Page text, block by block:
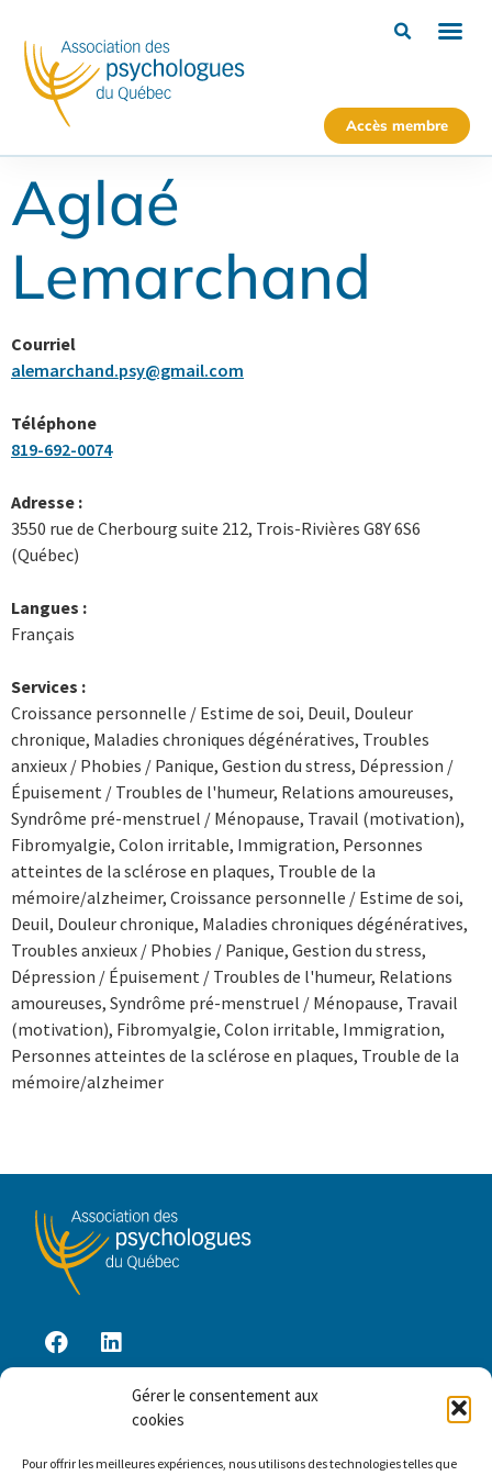
Gérer le consentement aux
cookies
Pour offrir les meilleures expériences, nous utilisons des technologies telles que
Accès membre
Aglaé
Lemarchand
Courriel
alemarchand.psy@gmail.com
Téléphone
819-692-0074
Adresse :
3550 rue de Cherbourg suite 212, Trois-Rivières G8Y 6S6
(Québec)
Langues :
Français
Services :
Croissance personnelle / Estime de soi, Deuil, Douleur
chronique, Maladies chroniques dégénératives, Troubles
anxieux / Phobies / Panique, Gestion du stress, Dépression /
Épuisement / Troubles de l'humeur, Relations amoureuses,
Syndrôme pré-menstruel / Ménopause, Travail (motivation),
Fibromyalgie, Colon irritable, Immigration, Personnes
atteintes de la sclérose en plaques, Trouble de la
mémoire/alzheimer, Croissance personnelle / Estime de soi,
Deuil, Douleur chronique, Maladies chroniques dégénératives,
Troubles anxieux / Phobies / Panique, Gestion du stress,
Dépression / Épuisement / Troubles de l'humeur, Relations
amoureuses, Syndrôme pré-menstruel / Ménopause, Travail
(motivation), Fibromyalgie, Colon irritable, Immigration,
Personnes atteintes de la sclérose en plaques, Trouble de la
mémoire/alzheimer